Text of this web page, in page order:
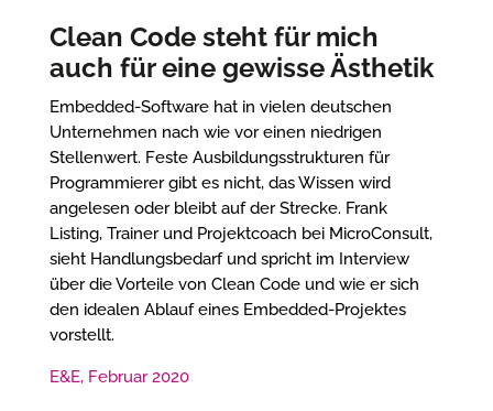
Clean Code steht für mich
auch für eine gewisse Ästhetik
Embedded-Software hat in vielen deutschen
Unternehmen nach wie vor einen niedrigen
Stellenwert. Feste Ausbildungsstrukturen für
Programmierer gibt es nicht, das Wissen wird
angelesen oder bleibt auf der Strecke. Frank
Listing, Trainer und Projektcoach bei MicroConsult,
sieht Handlungsbedarf und spricht im Interview
über die Vorteile von Clean Code und wie er sich
den idealen Ablauf eines Embedded-Projektes
vorstellt.
E&E, Februar 2020